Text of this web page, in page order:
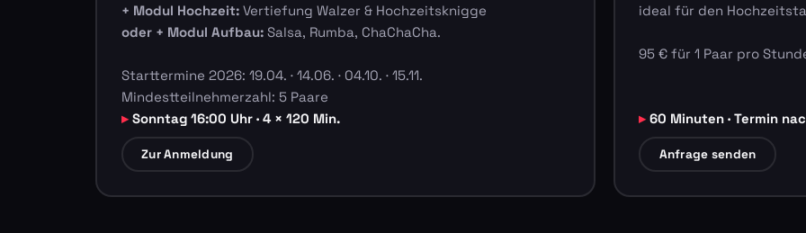
+ Modul Hochzeit:Vertiefung Walzer & Hochzeitsknigge
oder + Modul Aufbau:Salsa, Rumba, ChaChaCha.
Starttermine 2026: 19.04. · 14.06. · 04.10. · 15.11.
Mindestteilnehmerzahl: 5 Paare
Sonntag 16:00 Uhr · 4 × 120 Min.
Zur Anmeldung
ideal für den
95 € für 1 Paar pro
60 Minuten · Termin
Anfrage senden